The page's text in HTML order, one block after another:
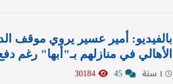
بالفيديو: أمير عسير يروي موقف
الأهالي في منازلهم بـ"أبها" رغم